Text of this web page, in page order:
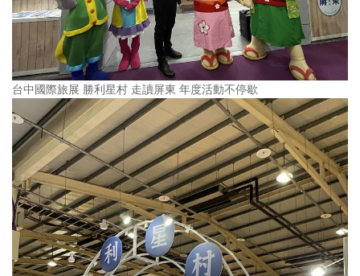
台中國際旅展 勝利星村 走讀屏東 年度活動不停歇